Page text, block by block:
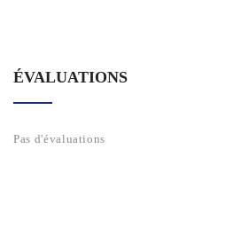
ÉVALUATIONS
Pas d'évaluations